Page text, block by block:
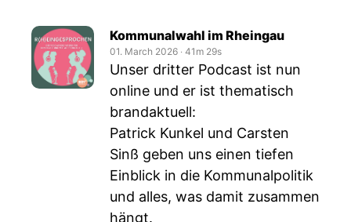
Kommunalwahl im Rheingau
01. March 2026 ‧ 41m 29s
Unser dritter Podcast ist nun
online und er ist thematisch
brandaktuell:
Patrick Kunkel und Carsten
Sinß geben uns einen tiefen
Einblick in die Kommunalpolitik
und alles, was damit zusammen
hängt.